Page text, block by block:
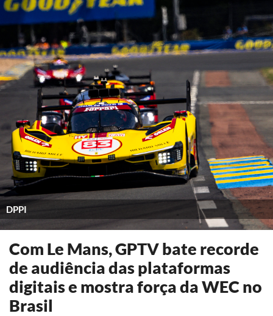
DPPI
Com Le Mans, GPTV bate recorde
de audiência das plataformas
digitais e mostra força da WEC no
Brasil